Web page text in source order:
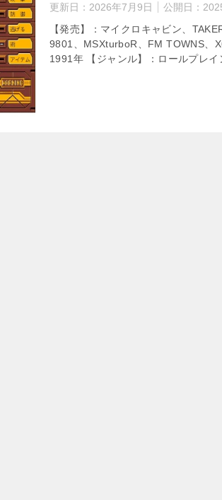
更新日： 2026年7月9日 公開日：
【発売】：マイクロキャビン、
9801、MSXturboR、FM TOWNS、
1991年 【ジャンル】：ロールプレ